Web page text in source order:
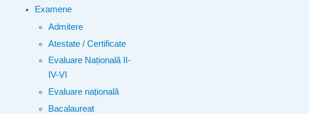
Examene
Admitere
Atestate / Certificate
Evaluare Națională II-
IV-VI
Evaluare națională
Bacalaureat